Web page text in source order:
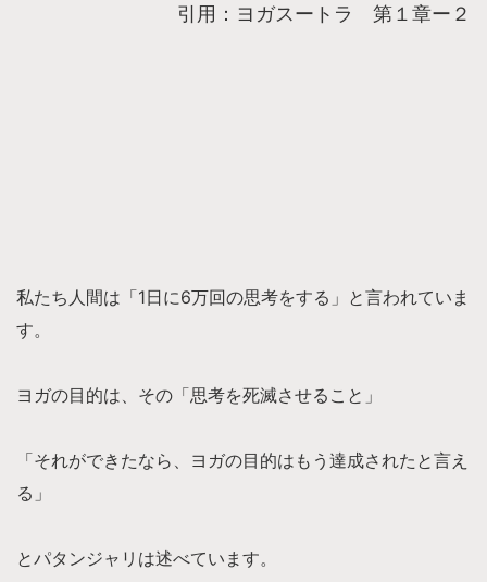
引用：ヨガスートラ 第１章ー２
私たち人間は「1日に6万回の思考をする」と言われていま
す。
ヨガの目的は、その「思考を死滅させること」
「それができたなら、ヨガの目的はもう達成されたと言え
る」
とパタンジャリは述べています。